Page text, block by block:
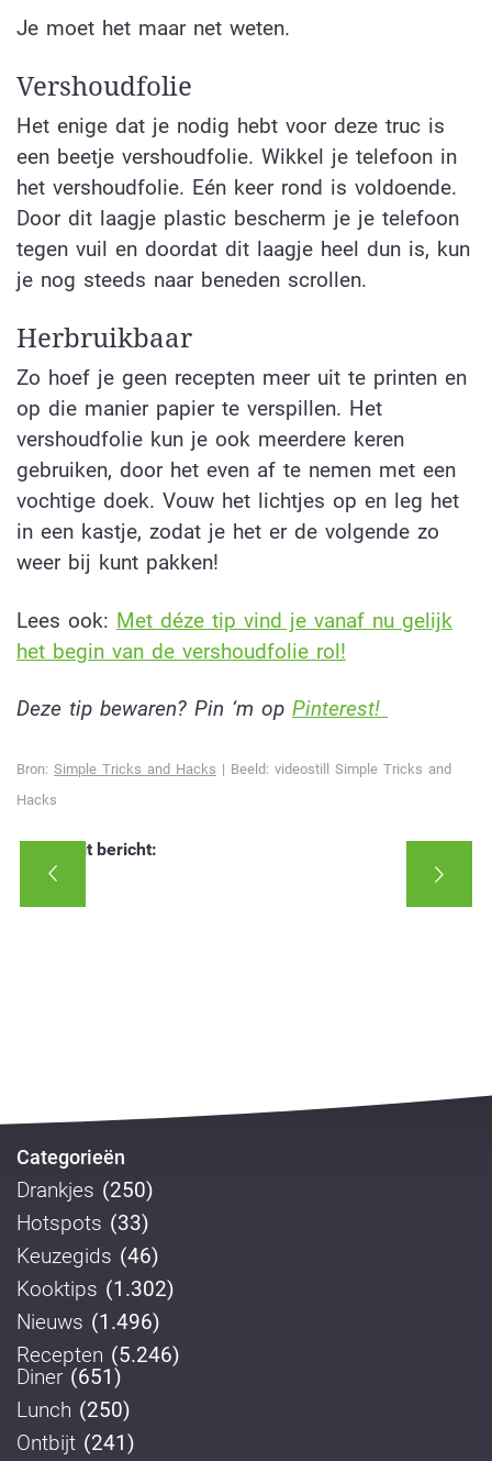
Je moet het maar net weten.
Vershoudfolie
Het enige dat je nodig hebt voor deze truc is
een beetje vershoudfolie. Wikkel je telefoon in
het vershoudfolie. Eén keer rond is voldoende.
Door dit laagje plastic bescherm je je telefoon
tegen vuil en doordat dit laagje heel dun is, kun
je nog steeds naar beneden scrollen.
Herbruikbaar
Zo hoef je geen recepten meer uit te printen en
op die manier papier te verspillen. Het
vershoudfolie kun je ook meerdere keren
gebruiken, door het even af te nemen met een
vochtige doek. Vouw het lichtjes op en leg het
in een kastje, zodat je het er de volgende zo
weer bij kunt pakken!
Lees ook: Met déze tip vind je vanaf nu gelijk
het begin van de vershoudfolie rol!
Deze tip bewaren? Pin ‘m op Pinterest!
Bron: Simple Tricks and Hacks | Beeld: videostill Simple Tricks and
Hacks
Deel dit bericht:
Categorieën
Drankjes (250)
Hotspots (33)
Keuzegids (46)
Kooktips (1.302)
Nieuws (1.496)
Recepten (5.246)
Diner (651)
Lunch (250)
Ontbijt (241)